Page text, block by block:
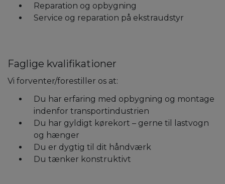
Reparation og opbygning
Service og reparation på ekstraudstyr
Faglige kvalifikationer
Vi forventer/forestiller os at:
Du har erfaring med opbygning og montage
indenfor transportindustrien
Du har gyldigt kørekort – gerne til lastvogn
og hænger
Du er dygtig til dit håndværk
Du tænker konstruktivt